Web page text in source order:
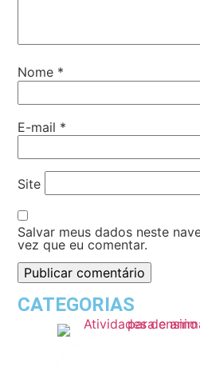
Nome *
E-mail *
Site
Salvar meus dados neste
vez que eu comentar.
CATEGORIAS